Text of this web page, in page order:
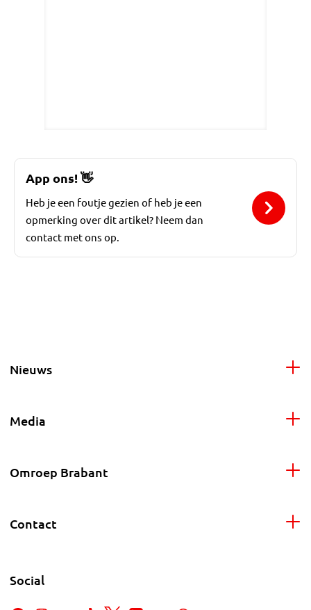
App ons!👋
Heb je een foutje gezien of heb je een
opmerking over dit artikel? Neem dan
contact met ons op.
Nieuws
Media
Omroep Brabant
Contact
Social